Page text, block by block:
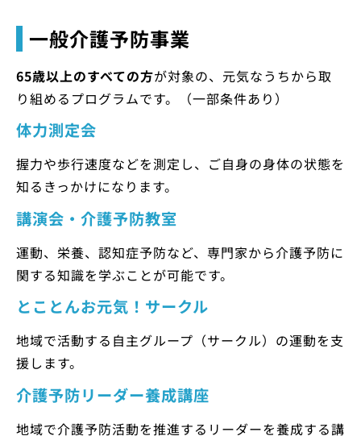
一般介護予防事業
65歳以上のすべての方が対象の、元気なうちから取
り組めるプログラムです。（一部条件あり）
体力測定会
握力や歩行速度などを測定し、ご自身の身体の状態を
知るきっかけになります。
講演会・介護予防教室
運動、栄養、認知症予防など、専門家から介護予防に
関する知識を学ぶことが可能です。
とことんお元気！サークル
地域で活動する自主グループ（サークル）の運動を支
援します。
介護予防リーダー養成講座
地域で介護予防活動を推進するリーダーを養成する講